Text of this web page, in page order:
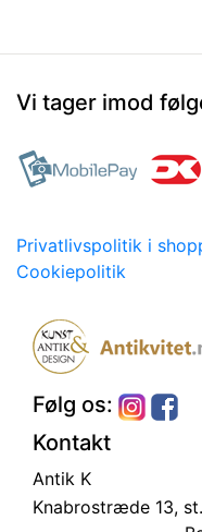
Vi tager imod
Privatlivspolitik i
Cookiepolitik
Følg os:
Kontakt
Antik K
Knabrostræde 13, st.